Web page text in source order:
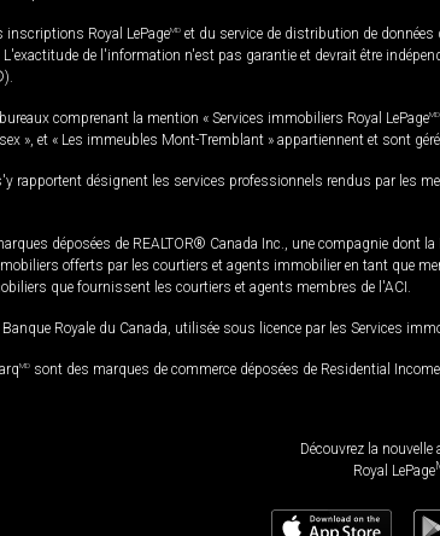
inscriptions Royal LePageMD et du service de distribution de
de l'information n'est pas garantie et devrait être
comprenant la mention « Services immobiliers Royal LePageMD
», et « Les immeubles Mont-Tremblant » appartiennent et sont
désignent les services professionnels rendus par les
déposées de REALTOR® Canada Inc., une compagnie
offerts par les courtiers et agents immobilier en tant que
que fournissent les courtiers et agents membres de l'ACI.
Royale du Canada, utilisée sous licence par les Services
MD sont des marques de commerce déposées de Residential
Découvrez la nouvelle
Royal LePage